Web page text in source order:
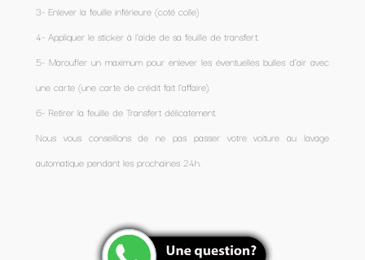
3- Enlever la feuille inférieure (coté colle)
4- Appliquer le sticker à l'aide de sa feuille de transfert.
5- Maroufler un maximum pour enlever les éventuelles bulles d'air avec
une carte (une carte de crédit fait l'affaire).
6- Retirer la feuille de Transfert délicatement.
Nous vous conseillons de ne pas passer votre voiture au lavage
automatique pendant les prochaines 24h.